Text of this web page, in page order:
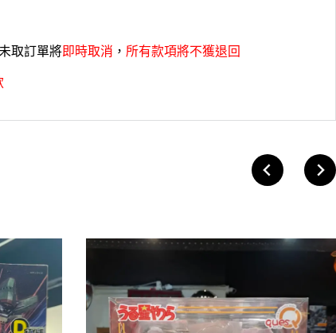
取訂單將即時取消 ， 所有款項將不獲退回